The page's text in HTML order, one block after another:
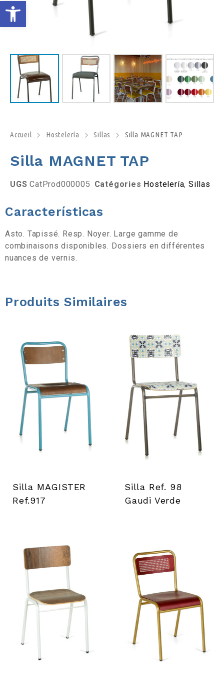
O
r
a
b
a
r
e
Accueil Hostelería Sillas Silla MAGNET TAP
Silla MAGNET TAP
UGSCatProd000005 Catégories Hostelería,Sillas
Características
Asto. Tapissé. Resp. Noyer. Large gamme de
combinaisons disponibles. Dossiers en différentes
nuances de vernis.
Produits Similaires
Silla MAGISTER
Ref.917
Silla Ref. 98
Gaudi Verde